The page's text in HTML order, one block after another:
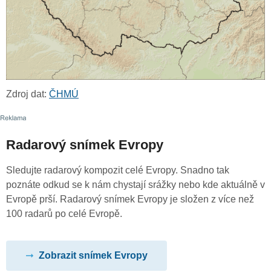
Zdroj dat: ČHMÚ
Radarový snímek Evropy
Sledujte radarový kompozit celé Evropy. Snadno tak
poznáte odkud se k nám chystají srážky nebo kde aktuálně v
Evropě prší. Radarový snímek Evropy je složen z více než
100 radarů po celé Evropě.
Zobrazit snímek Evropy